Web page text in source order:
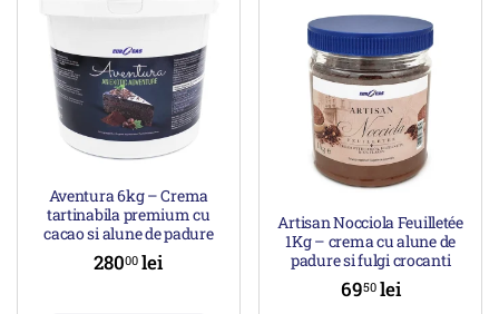
Aventura 6kg – Crema
tartinabila premium cu
cacao si alune de padure
28000lei
Artisan Nocciola Feuilletée
1Kg – crema cu alune de
padure si fulgi crocanti
6950 lei